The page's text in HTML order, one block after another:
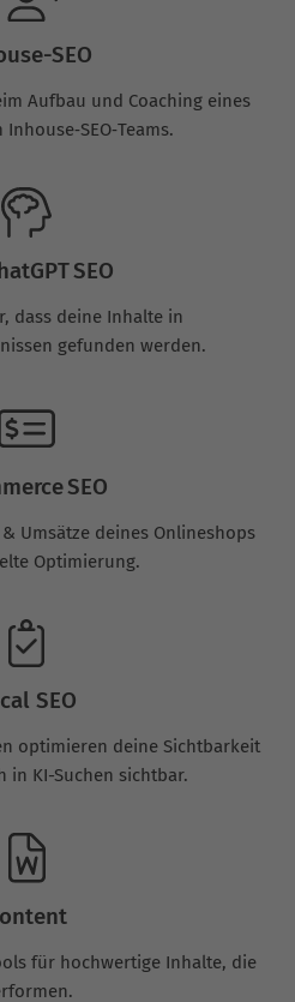
SEO
Aufbau und Coaching eines
SEO
dass deine Inhalte in
gefunden werden.
SEO
Umsätze deines Onlineshops
Optimierung.
SEO
optimieren deine Sichtbarkeit
in KI-Suchen sichtbar.
für hochwertige Inhalte, die